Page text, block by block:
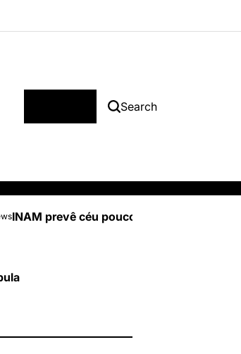
Search
INAM prevê céu pouco nublado e